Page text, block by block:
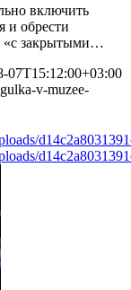
включить
и обрести
«с закрытыми…
07T15:12:00+03:00
v-muzee-